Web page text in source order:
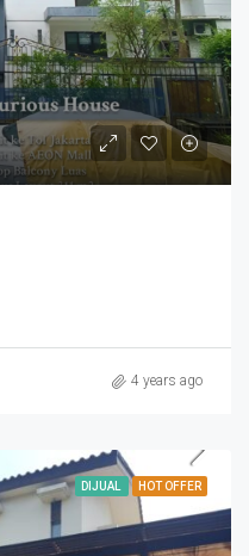
4 years ago
DIJUAL HOT OFFER